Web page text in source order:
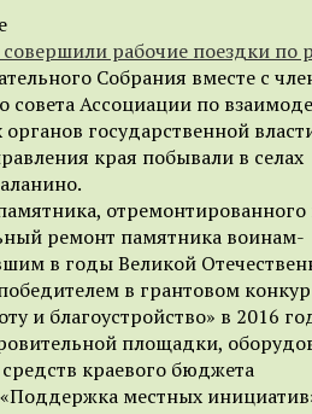
рабочие поездки по
Собрания вместе с
совета Ассоциации по
государственной
края побывали в селах
отремонтированного
ремонт памятника воинам-
в годы Великой
в грантовом
и благоустройство» в 2016
площадки,
средств краевого бюджета
местных